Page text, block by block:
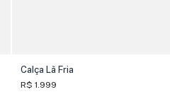
Calça Lã Fria
R$ 1.999